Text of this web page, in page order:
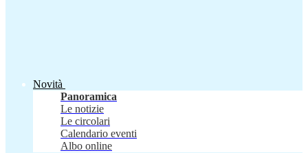
Novità
Panoramica
Le notizie
Le circolari
Calendario eventi
Albo online